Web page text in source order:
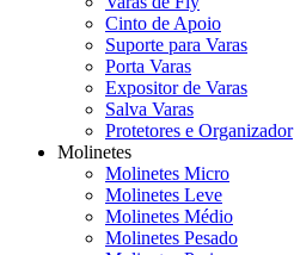
Cinto de Apoio
Suporte para Varas
Porta Varas
Expositor de Varas
Salva Varas
Protetores e Organizador
Molinetes
Molinetes Micro
Molinetes Leve
Molinetes Médio
Molinetes Pesado